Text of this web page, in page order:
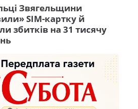
Звягельщини
SIM-картку й
збитків на 31 тисячу